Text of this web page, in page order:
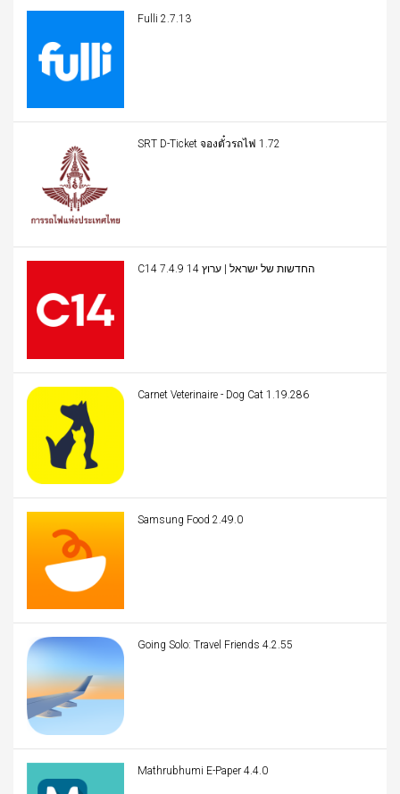
Fulli 2.7.13
SRT D-Ticket จองตั๋วรถไฟ 1.72
C14 החדשות של ישראל | ערוץ 14 7.4.9
Carnet Veterinaire - Dog Cat 1.19.286
Samsung Food 2.49.0
Going Solo: Travel Friends 4.2.55
Mathrubhumi E-Paper 4.4.0